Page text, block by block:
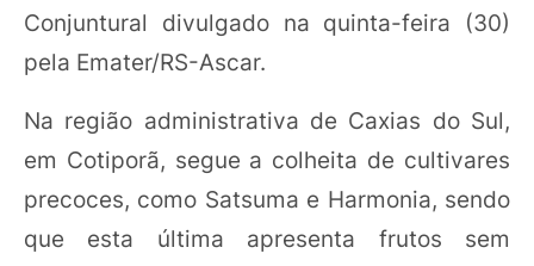
Conjuntural divulgado na quinta-feira (30)
pela Emater/RS-Ascar.
Na região administrativa de Caxias do Sul,
em Cotiporã, segue a colheita de cultivares
precoces, como Satsuma e Harmonia, sendo
que esta última apresenta frutos sem